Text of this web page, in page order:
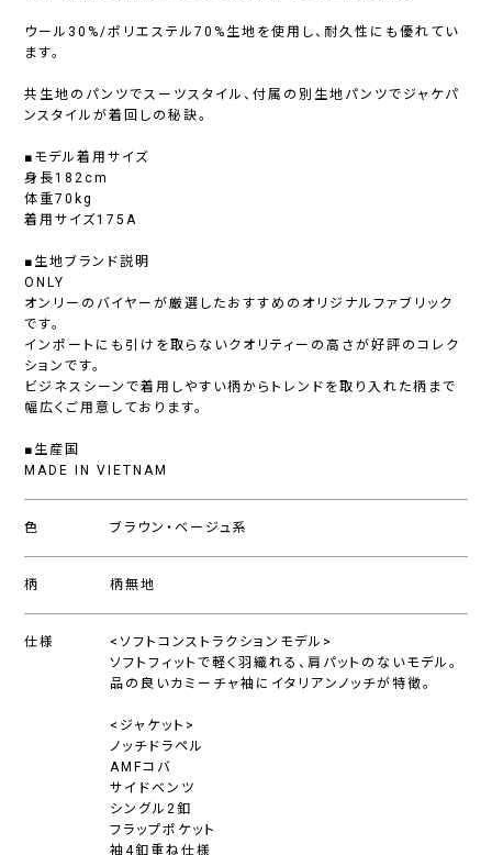
ウール30%/ポリエステル70%生地を使用し、耐久性にも優れてい
ます。
共生地のパンツでスーツスタイル、付属の別生地パンツでジャケパ
ンスタイルが着回しの秘訣。
■モデル着用サイズ
身長182cm
体重70kg
着用サイズ175A
■生地ブランド説明
ONLY
オンリーのバイヤーが厳選したおすすめのオリジナルファブリック
です。
インポートにも引けを取らないクオリティーの高さが好評のコレク
ションです。
ビジネスシーンで着用しやすい柄からトレンドを取り入れた柄まで
幅広くご用意しております。
■生産国
MADE IN VIETNAM
色 ブラウン・ベージュ系
柄 柄無地
仕様
<ソフトコンストラクションモデル>
ソフトフィットで軽く羽織れる、肩パットのないモデル。
品の良いカミーチャ袖にイタリアンノッチが特徴。
<ジャケット>
ノッチドラペル
AMFコバ
サイドベンツ
シングル2釦
フラップポケット
袖4釦重ね仕様